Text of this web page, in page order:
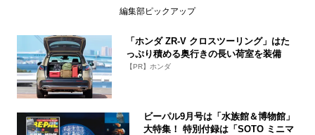
編集部ピックアップ
「ホンダ ZR-V クロスツーリング」はた
っぷり積める奥行きの長い荷室を装備
【PR】ホンダ
ビーパル9月号は「水族館＆博物館」
大特集！ 特別付録は「SOTO ミニマ